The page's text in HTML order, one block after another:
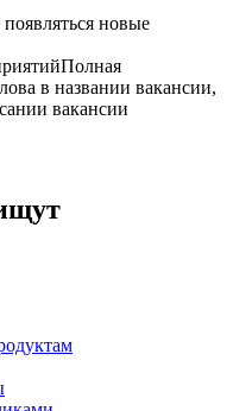
новые
Полная
в названии вакансии,
вакансии